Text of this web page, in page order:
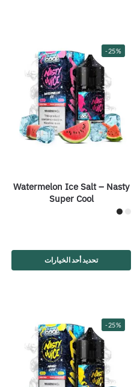
-25%
Watermelon Ice Salt – Nasty
Super Cool
تحديد أحد الخيارات
-25%